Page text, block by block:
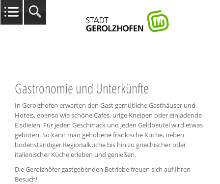
Gastronomie und Unterkünfte
In Gerolzhofen erwarten den Gast gemütliche Gasthäuser und
Hotels, ebenso wie schöne Cafés, urige Kneipen oder einladende
Eisdielen. Für jeden Geschmack und jeden Geldbeutel wird etwas
geboten. So kann man gehobene fränkische Küche, neben
bodenständiger Regionalküche bis hin zu griechischer oder
italienischer Küche erleben und genießen.
Die Gerolzhöfer gastgebenden Betriebe freuen sich auf Ihren
Besuch!